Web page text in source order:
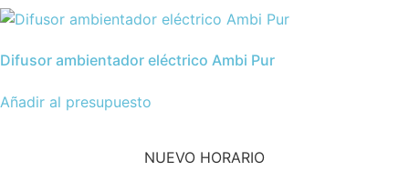
Difusor ambientador eléctrico Ambi Pur
Añadir al presupuesto
NUEVO HORARIO